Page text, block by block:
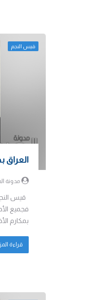
قيس النجم
العراق
مدونة
قيس
فجميع
بمكارم
قراءة